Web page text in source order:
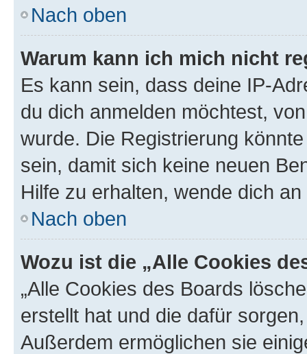
Nach oben
Warum kann ich mich nicht
Es kann sein, dass deine IP-
du dich anmelden möchtest,
wurde. Die Registrierung
sein, damit sich keine neuen
Hilfe zu erhalten, wende dich
Nach oben
Wozu ist die „Alle Cookies
„Alle Cookies des Boards
erstellt hat und die dafür
Außerdem ermöglichen sie